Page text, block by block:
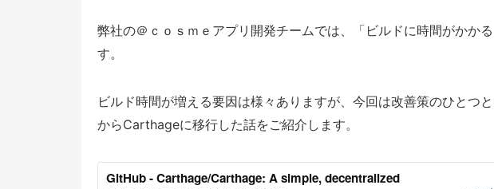
弊社の＠ｃｏｓｍｅアプリ開発チームでは、「ビルドに時間がかか
す。
ビルド時間が増える要因は様々ありますが、今回は改善策のひとつ
からCarthageに移行した話をご紹介します。
GitHub - Carthage/Carthage: A simple, decentralized